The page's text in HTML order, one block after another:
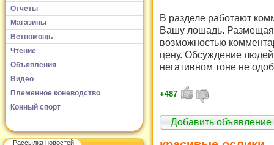
Отчеты
Магазины
Ветпомощь
Чтение
Объявления
Видео
Племенное коневодство
Конный спорт
Рассылка новостей
В разделе работают
Вашу лошадь. Размещая
возможностью
цену. Обсуждение
негативном тоне не
+487
Добавить объявление